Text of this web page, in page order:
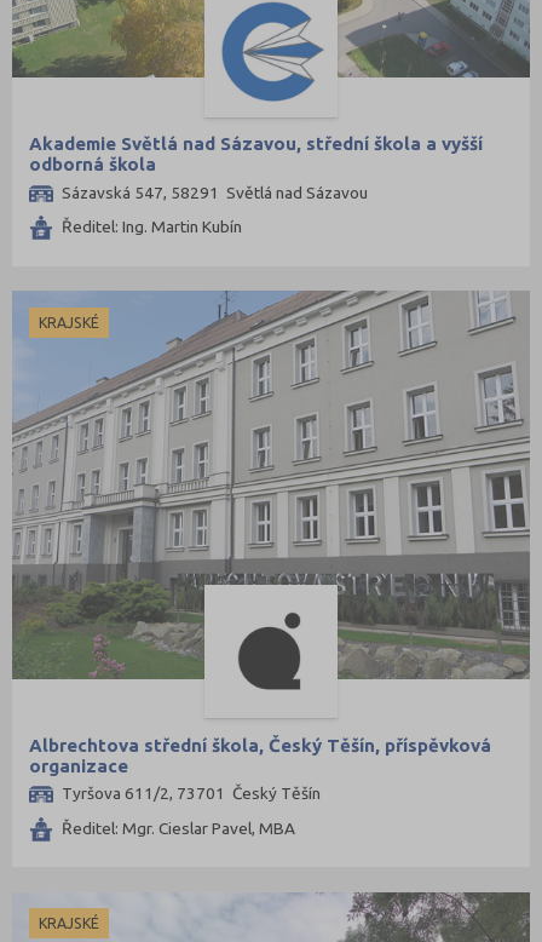
Akademie Světlá nad Sázavou, střední škola a vyšší
odborná škola
Sázavská 547, 58291 Světlá nad Sázavou
Ředitel: Ing. Martin Kubín
KRAJSKÉ
Albrechtova střední škola, Český Těšín, příspěvková
organizace
Tyršova 611/2, 73701 Český Těšín
Ředitel: Mgr. Cieslar Pavel, MBA
KRAJSKÉ